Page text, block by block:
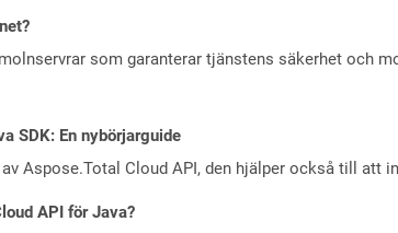
som garanterar tjänstens säkerhet och
SDK: En nybörjarguide
Aspose.Total Cloud API, den hjälper också till att
API för Java?